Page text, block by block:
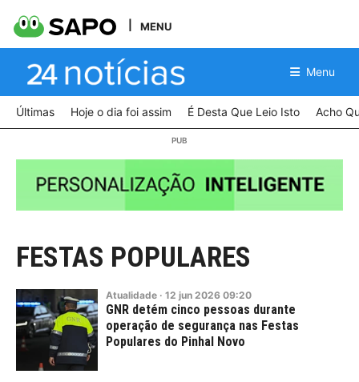
MENU
Menu
Últimas Hoje o dia foi assim É Desta Que Leio Isto Acho
FESTAS POPULARES
Atualidade · 12 jun 2026 09:20
GNR detém cinco pessoas durante
operação de segurança nas Festas
Populares do Pinhal Novo